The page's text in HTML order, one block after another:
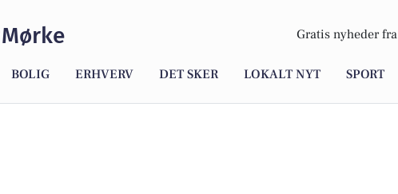
Mørke Gratis nyheder fra
BOLIG ERHVERV DET SKER LOKALT NYT SPORT